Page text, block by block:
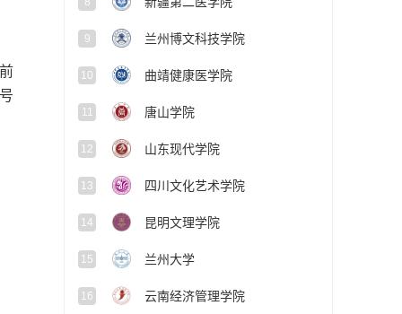
9 兰州博文科技学院
10 曲靖健康医学院
11 唐山学院
12 山东现代学院
13 四川文化艺术学院
14 昆明文理学院
15 兰州大学
16 云南经济管理学院